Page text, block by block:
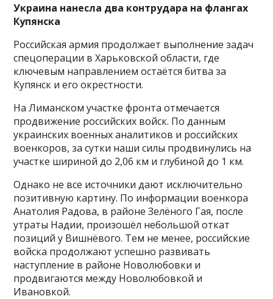
Украина нанесла два контрудара на флангах
Купянска
Российская армия продолжает выполнение задач
спецоперации в Харьковской области, где
ключевым направлением остаётся битва за
Купянск и его окрестности.
На Лиманском участке фронта отмечается
продвижение российских войск. По данным
украинских военных аналитиков и российских
военкоров, за сутки наши силы продвинулись на
участке шириной до 2,06 км и глубиной до 1 км.
Однако не все источники дают исключительно
позитивную картину. По информации военкора
Анатолия Радова, в районе Зелёного Гая, после
утраты Надии, произошёл небольшой откат
позиций у Вишнёвого. Тем не менее, российские
войска продолжают успешно развивать
наступление в районе Новолюбовки и
продвигаются между Новолюбовкой и
Ивановкой.